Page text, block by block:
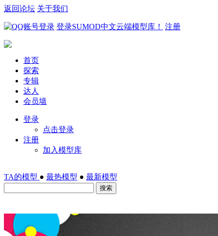
返回论坛 关于我们
登录SUMOD中文云端模型库！ 注册
首页
探索
专辑
达人
会员墙
登录
点击登录
注册
加入模型库
TA的模型 ● 最热模型 ● 最新模型
搜索